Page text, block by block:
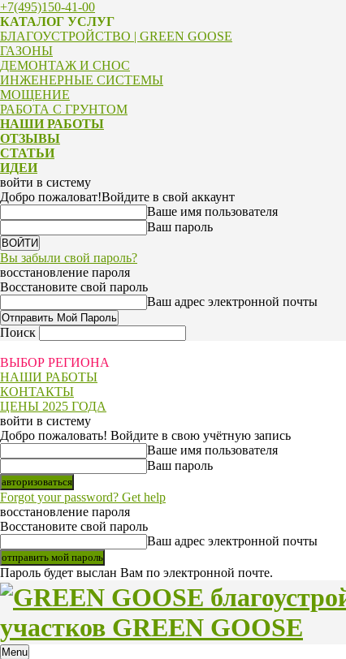
+7(495)150-41-00
КАТАЛОГ УСЛУГ
БЛАГОУСТРОЙСТВО | GREEN GOOSE
ГАЗОНЫ
ДЕМОНТАЖ И СНОС
ИНЖЕНЕРНЫЕ СИСТЕМЫ
МОЩЕНИЕ
РАБОТА С ГРУНТОМ
НАШИ РАБОТЫ
ОТЗЫВЫ
СТАТЬИ
ИДЕИ
войти в систему
Добро пожаловат!Войдите в свой аккаунт
Ваше имя пользователя
Ваш пароль
Вы забыли свой пароль?
восстановление пароля
Восстановите свой пароль
Ваш адрес электронной почты
Поиск
ВЫБОР РЕГИОНА
НАШИ РАБОТЫ
КОНТАКТЫ
ЦЕНЫ 2025 ГОДА
войти в систему
Добро пожаловать! Войдите в свою учётную запись
Ваше имя пользователя
Ваш пароль
Forgot your password? Get help
восстановление пароля
Восстановите свой пароль
Ваш адрес электронной почты
Пароль будет выслан Вам по электронной почте.
участков GREEN GOOSE
Menu